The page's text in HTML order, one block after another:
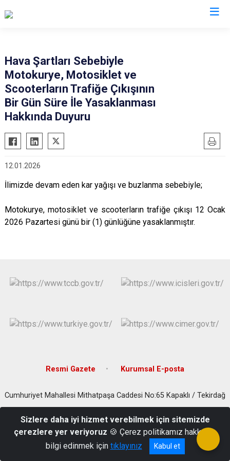
Çerkezköy
Çorlu
Hayrabolu
Marmaraereğlisi
Muratlı
Saray
Şarköy
Hava Şartları Sebebiyle
Motokurye, Motosiklet ve
Scooterların Trafiğe Çıkışının
Bir Gün Süre İle Yasaklanması
Hakkında Duyuru
12.01.2026
İlimizde devam eden kar yağışı ve buzlanma sebebiyle;
Motokurye, motosiklet ve scooterların trafiğe çıkışı 12 Ocak
2026 Pazartesi günü bir (1) günlüğüne yasaklanmıştır.
Resmi Gazete Kurumsal E-posta
Cumhuriyet Mahallesi Mithatpaşa Caddesi No:65 Kapaklı / Tekirdağ
Sizlere daha iyi hizmet verebilmek için sitemizde
çerezlere yer veriyoruz 🍪 Çerez politikamız hakkında
bilgi edinmek için tıklayınız Kabul et